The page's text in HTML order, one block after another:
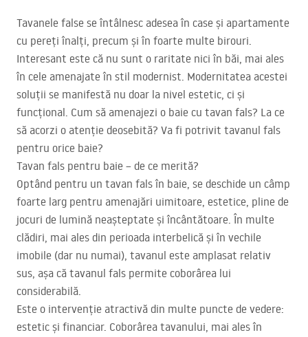
Tavanele false se întâlnesc adesea în case și apartamente
cu pereți înalți, precum și în foarte multe birouri.
Interesant este că nu sunt o raritate nici în băi, mai ales
în cele amenajate în stil modernist. Modernitatea acestei
soluții se manifestă nu doar la nivel estetic, ci și
funcțional. Cum să amenajezi o baie cu tavan fals? La ce
să acorzi o atenție deosebită? Va fi potrivit tavanul fals
pentru orice baie?
Tavan fals pentru baie – de ce merită?
Optând pentru un tavan fals în baie, se deschide un câmp
foarte larg pentru amenajări uimitoare, estetice, pline de
jocuri de lumină neașteptate și încântătoare. În multe
clădiri, mai ales din perioada interbelică și în vechile
imobile (dar nu numai), tavanul este amplasat relativ
sus, așa că tavanul fals permite coborârea lui
considerabilă.
Este o intervenție atractivă din multe puncte de vedere:
estetic și financiar. Coborârea tavanului, mai ales în